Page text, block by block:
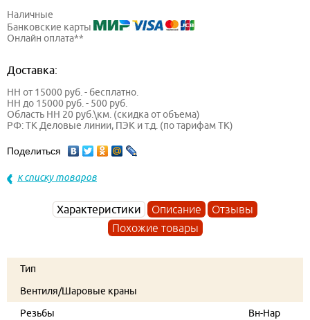
Наличные
Банковские карты
Онлайн оплата**
Доставка:
НН от 15000 руб. - бесплатно.
НН до 15000 руб. - 500 руб.
Область НН 20 руб.\км. (скидка от объема)
РФ: ТК Деловые линии, ПЭК и т.д. (по тарифам ТК)
Поделиться
к списку товаров
Характеристики Описание
Отзывы
Похожие товары
Тип
Вентиля/Шаровые краны
Резьбы
Вн-Нар